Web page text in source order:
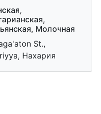
Молочная
St.,
Нахария